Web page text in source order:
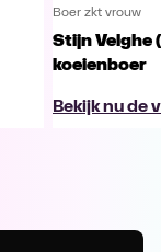
Boer zkt vrouw
Stijn Velghe
koeienboer
Bekijk nu de